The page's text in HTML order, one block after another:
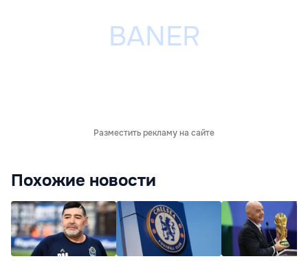
Разместить рекламу на сайте
Похожие новости